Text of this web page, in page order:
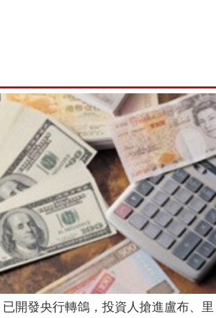
開發央行轉鴿，投資人搶進盧布、里